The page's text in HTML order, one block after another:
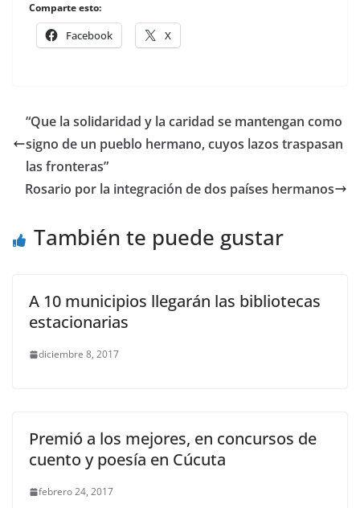
Comparte esto:
Facebook X
“Que la solidaridad y la caridad se mantengan como
signo de un pueblo hermano, cuyos lazos traspasan
las fronteras”
Rosario por la integración de dos países hermanos
También te puede gustar
A 10 municipios llegarán las bibliotecas
estacionarias
diciembre 8, 2017
Premió a los mejores, en concursos de
cuento y poesía en Cúcuta
febrero 24, 2017